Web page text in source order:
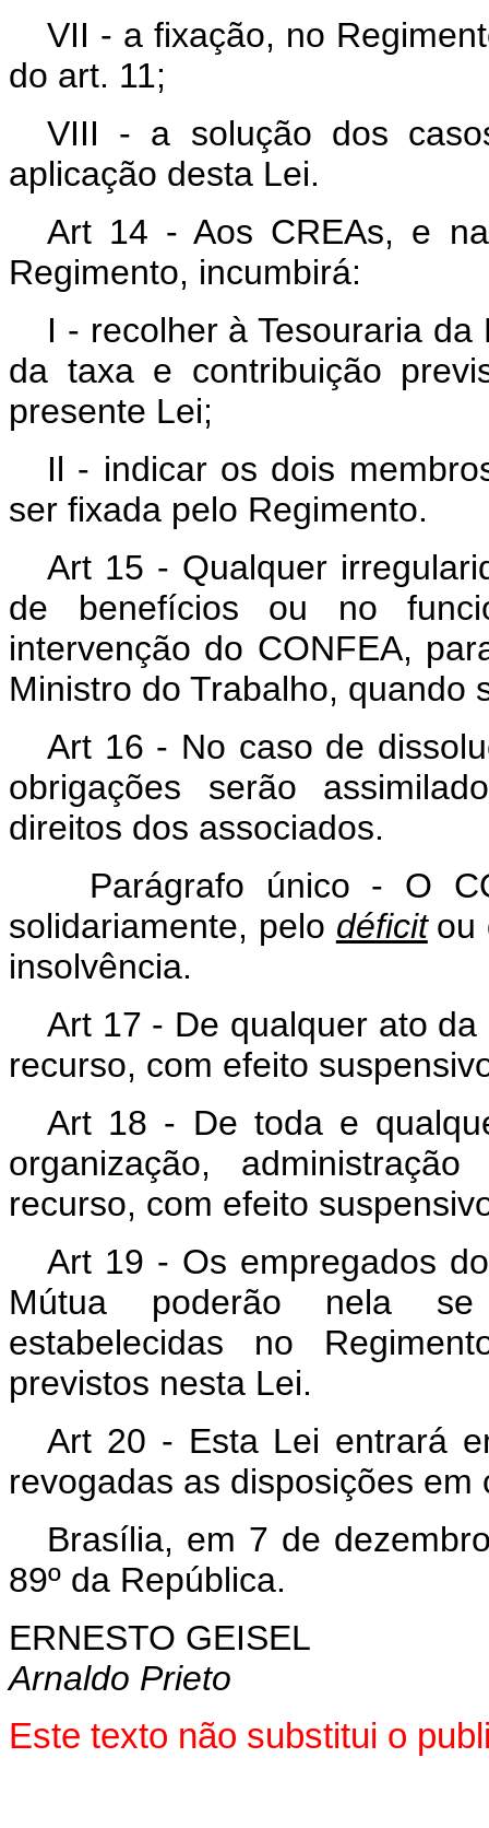
VII - a fixação, no
do art. 11;
VIII - a solução dos
aplicação desta Lei.
Art 14 - Aos CREAs, e
Regimento, incumbirá:
I - recolher à Tesouraria
da taxa e contribuição
presente Lei;
Il - indicar os dois
ser fixada pelo Regimento.
Art 15 - Qualquer
de benefícios ou no
intervenção do CONFEA,
Ministro do Trabalho, quando
Art 16 - No caso de
obrigações serão
direitos dos associados.
Parágrafo único - O
solidariamente, pelo déficit ou
insolvência.
Art 17 - De qualquer ato
recurso, com efeito
Art 18 - De toda e
organização,
recurso, com efeito
Art 19 - Os empregados
Mútua poderão nela se
estabelecidas no
previstos nesta Lei.
Art 20 - Esta Lei entrará
revogadas as disposições em
Brasília, em 7 de
89º da República.
ERNESTO GEISEL
Arnaldo Prieto
Este texto não substitui o